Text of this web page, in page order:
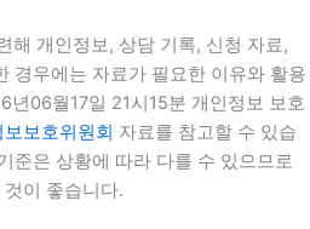
해 개인정보, 상담 기록, 신청 자료,
경우에는 자료가 필요한 이유와 활용
년06월17일 21시15분 개인정보 보호
보호위원회 자료를 참고할 수 있습
준은 상황에 따라 다를 수 있으므로
이 좋습니다.